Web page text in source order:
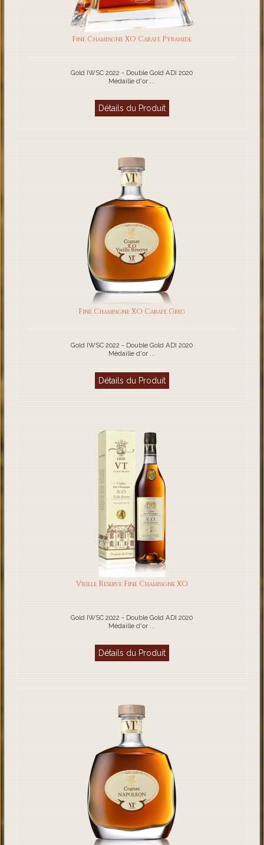
Fine Champagne XO Carafe Pyramide
Gold IWSC 2022 - Double Gold ADI 2020
Médaille d'or ...
Détails du Produit
Fine Champagne XO Carafe Greg
Gold IWSC 2022 - Double Gold ADI 2020
Médaille d'or ...
Détails du Produit
Vieille Réserve Fine Champagne XO
Gold IWSC 2022 - Double Gold ADI 2020
Médaille d'or ...
Détails du Produit